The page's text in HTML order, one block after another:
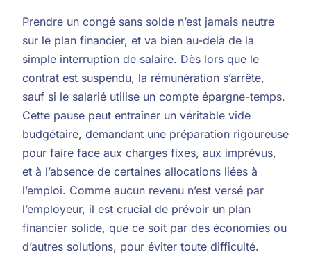
Prendre un congé sans solde n’est jamais neutre
sur le plan financier, et va bien au-delà de la
simple interruption de salaire. Dès lors que le
contrat est suspendu, la rémunération s’arrête,
sauf si le salarié utilise un compte épargne-temps.
Cette pause peut entraîner un véritable vide
budgétaire, demandant une préparation rigoureuse
pour faire face aux charges fixes, aux imprévus,
et à l’absence de certaines allocations liées à
l’emploi. Comme aucun revenu n’est versé par
l’employeur, il est crucial de prévoir un plan
financier solide, que ce soit par des économies ou
d’autres solutions, pour éviter toute difficulté.